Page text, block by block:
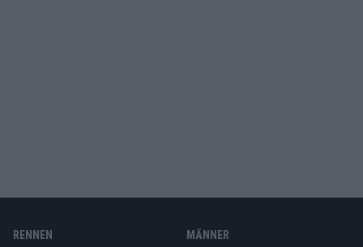
RENNEN MÄNNER